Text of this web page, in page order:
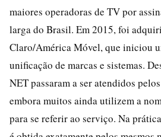
maiores operadoras de TV por
larga do Brasil. Em 2015, foi
Claro/América Móvel, que iniciou
unificação de marcas e sistemas.
NET passaram a ser atendidos
embora muitos ainda utilizem a
para se referir ao serviço. Na